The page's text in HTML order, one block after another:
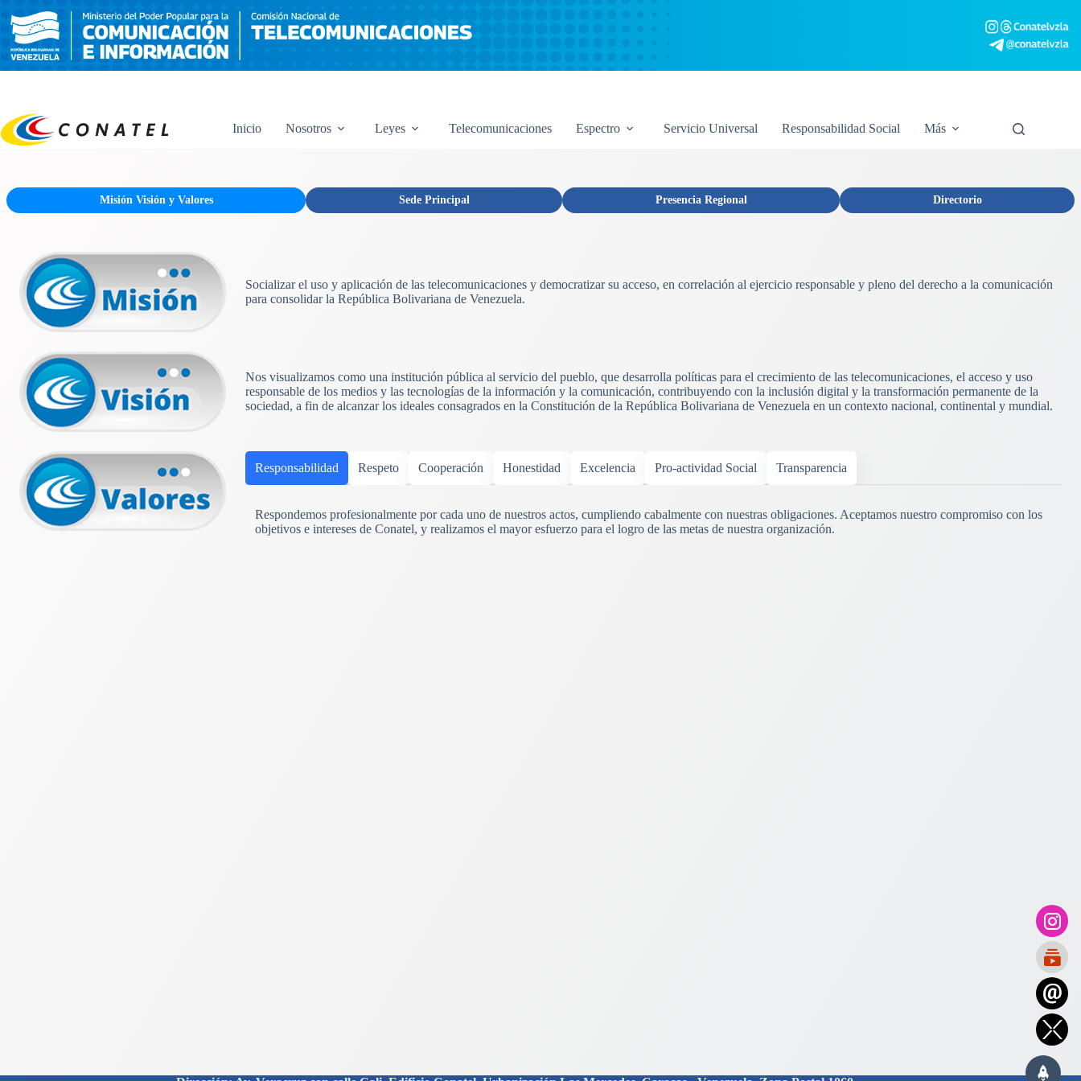
contenido
Inicio Nosotros Leyes Telecomunicaciones Espectro Servicio Universal Responsabilidad Social Más
Misión Visión y Valores Sede Principal Presencia Regional Directorio
Socializar el uso y aplicación de las telecomunicaciones y democratizar su acceso, en correlación al ejercicio responsable y pleno del derecho a la comunicación
para consolidar la República Bolivariana de Venezuela.
Nos visualizamos como una institución pública al servicio del pueblo, que desarrolla políticas para el crecimiento de las telecomunicaciones, el acceso y uso
responsable de los medios y las tecnologías de la información y la comunicación, contribuyendo con la inclusión digital y la transformación permanente de la
sociedad, a fin de alcanzar los ideales consagrados en la Constitución de la República Bolivariana de Venezuela en un contexto nacional, continental y mundial.
Responsabilidad Respeto Cooperación Honestidad Excelencia Pro-actividad Social Transparencia
Respondemos profesionalmente por cada uno de nuestros actos, cumpliendo cabalmente con nuestras obligaciones. Aceptamos nuestro compromiso con los
objetivos e intereses de Conatel, y realizamos el mayor esfuerzo para el logro de las metas de nuestra organización.